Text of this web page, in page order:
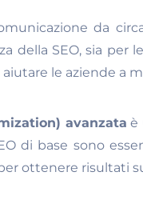
da
della SEO, sia
le aziende a
avanzata è
di base sono
ottenere risultati